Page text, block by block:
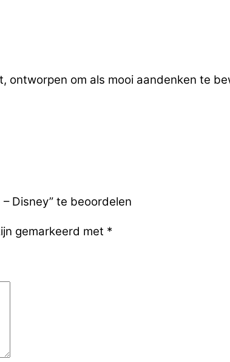
ontworpen om als mooi aandenken te
Disney” te beoordelen
gemarkeerd met *